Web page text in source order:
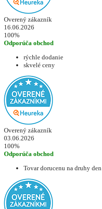
Overený zákazník
16.06.2026
100%
Odporúča obchod
rýchle dodanie
skvelé ceny
Overený zákazník
03.06.2026
100%
Odporúča obchod
Tovar dorucenu na druhy den